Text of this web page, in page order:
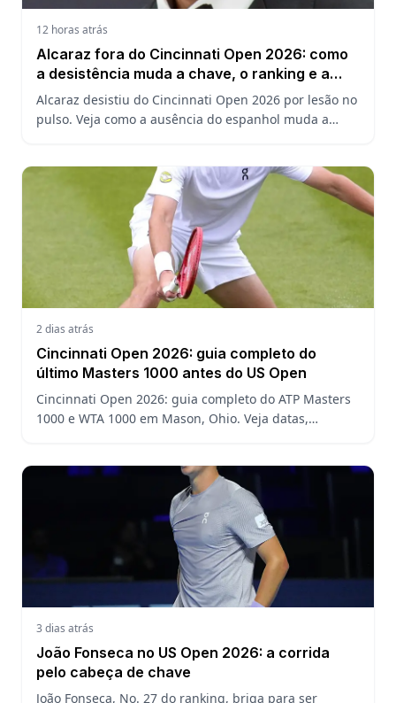
12 horas atrás
Alcaraz fora do Cincinnati Open 2026: como
a desistência muda a chave, o ranking e a
defesa do US Open
Alcaraz desistiu do Cincinnati Open 2026 por lesão no
pulso. Veja como a ausência do espanhol muda a
2 dias atrás
Cincinnati Open 2026: guia completo do
último Masters 1000 antes do US Open
Cincinnati Open 2026: guia completo do ATP Masters
1000 e WTA 1000 em Mason, Ohio. Veja datas,
3 dias atrás
João Fonseca no US Open 2026: a corrida
pelo cabeça de chave
João Fonseca, No. 27 do ranking, briga para ser